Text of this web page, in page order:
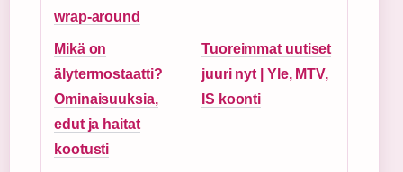
wrap-around
Mikä on
älytermostaatti?
Ominaisuuksia,
edut ja haitat
kootusti
Tuoreimmat uutiset
juuri nyt | Yle, MTV,
IS koonti